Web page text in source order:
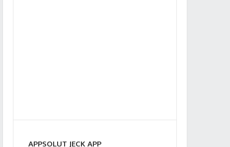
APPSOLUT JECK APP